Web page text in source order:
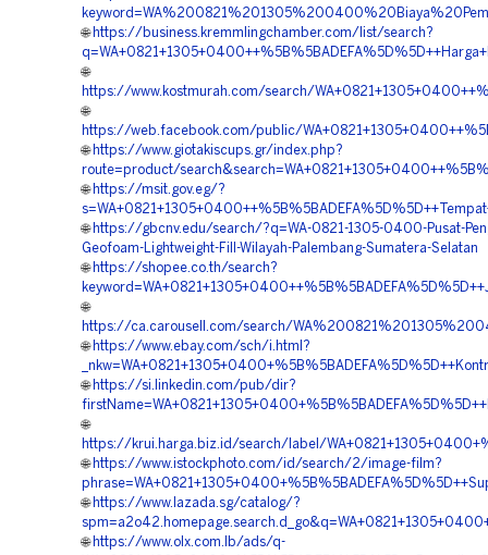
🌐 https://business.kremmlingchamber.com/list/search?
🌐
https://www.kostmurah.com/search/
🌐
https://web.facebook.com/public/
🌐 https://www.giotakiscups.gr/index.php?
route=product/
🌐 https://msit.gov.eg/?
🌐 https://gbcnv.edu/search/?q=WA-0821-1305-0400-Pusat-
Geofoam-Lightweight-Fill-Wilayah-Palembang-Sumatera-Selatan
🌐 https://shopee.co.th/search?
🌐
https://ca.carousell.com/search/
🌐 https://www.ebay.com/sch/i.html?
🌐 https://si.linkedin.com/pub/dir?
🌐
https://krui.harga.biz.id/search/label/
🌐 https://www.istockphoto.com/id/search/2/image-film?
🌐 https://www.lazada.sg/catalog/?
🌐 https://www.olx.com.lb/ads/q-